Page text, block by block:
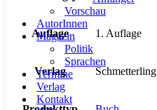
Vorschau
AutorInnen
Magazin
Politik
Sprachen
Termine
Verlag
Kontakt
Auflage 1. Auflage
Verlag Schmetterling